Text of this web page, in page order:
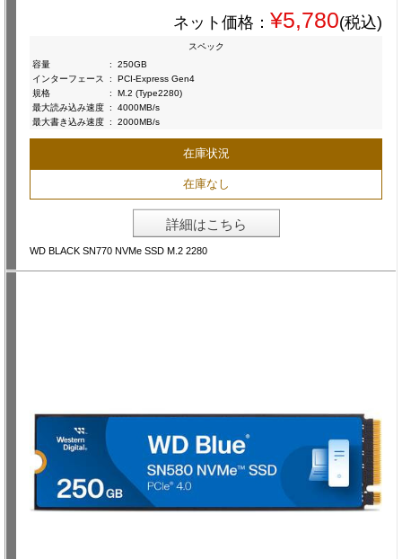
ネット価格： ¥5,780(税込)
スペック
容量
:
250GB
インターフェース
:
PCI-Express Gen4
規格
:
M.2 (Type2280)
最大読み込み速度 :
4000MB/s
最大書き込み速度 : 2000MB/s
在庫状況
在庫なし
詳細はこちら
WD BLACK SN770 NVMe SSD M.2 2280